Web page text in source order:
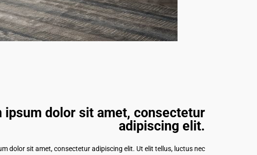
ipsum dolor sit amet, consectetur
adipiscing elit.​
dolor sit amet, consectetur adipiscing elit. Ut elit tellus, luctus nec